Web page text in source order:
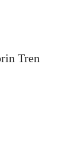
Tren